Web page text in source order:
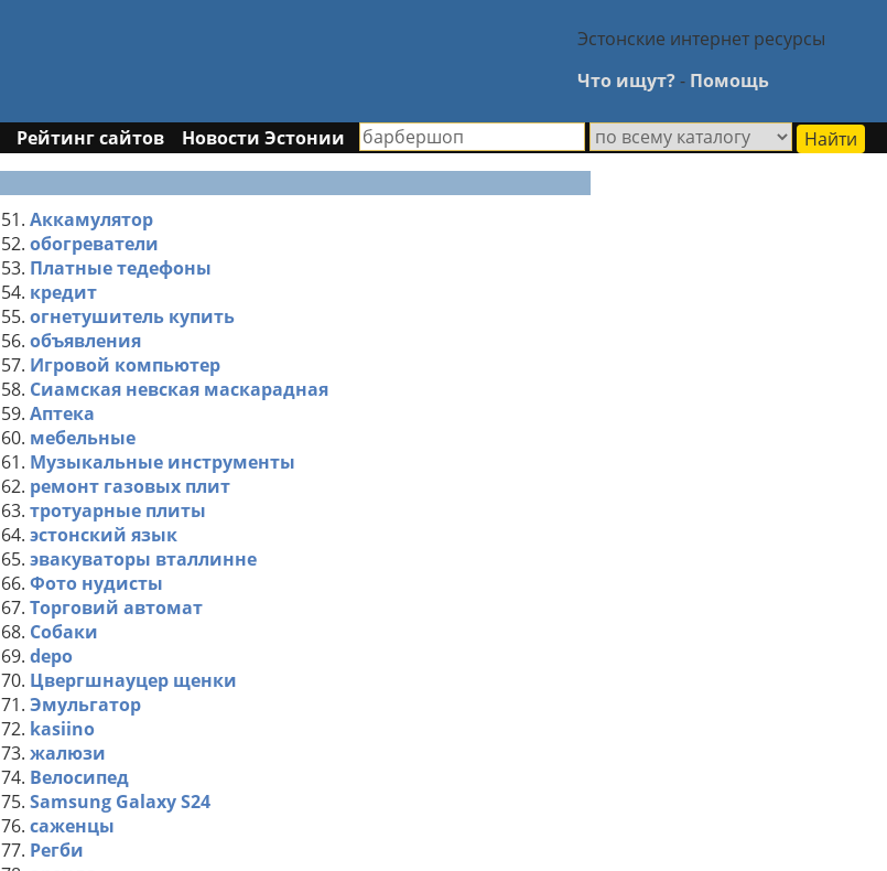
Эстонские интернет ресурсы
Что ищут?- Помощь
Рейтинг сайтов
Новости Эстонии
51. Аккамулятор
52. обогреватели
53. Платные тедефоны
54. кредит
55. огнетушитель купить
56. объявления
57. Игровой компьютер
58. Сиамская невская маскарадная
59. Аптека
60. мебельные
61. Музыкальные инструменты
62. ремонт газовых плит
63. тротуарные плиты
64. эстонский язык
65. эвакуваторы вталлинне
66. Фото нудисты
67. Торговий автомат
68. Собаки
69. depo
70. Цвергшнауцер щенки
71. Эмульгатор
72. kasiino
73. жалюзи
74. Велосипед
75. Samsung Galaxy S24
76. саженцы
77. Регби